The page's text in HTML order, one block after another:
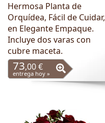
Hermosa Planta de
Orquídea, Fácil de Cuidar,
en Elegante Empaque.
Incluye dos varas con
cubre maceta.
73,00 €
entrega hoy »